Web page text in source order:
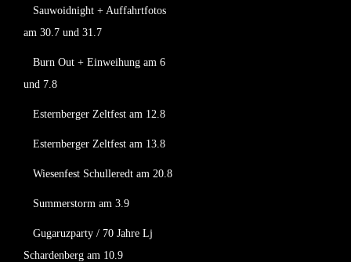
Sauwoidnight + Auffahrtfotos
am 30.7 und 31.7
Burn Out + Einweihung am 6
und 7.8
Esternberger Zeltfest am 12.8
Esternberger Zeltfest am 13.8
Wiesenfest Schulleredt am 20.8
Summerstorm am 3.9
Gugaruzparty / 70 Jahre Lj
Schardenberg am 10.9